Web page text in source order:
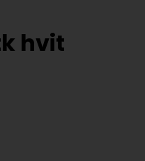
hvit